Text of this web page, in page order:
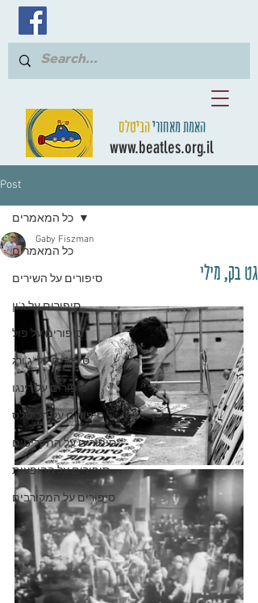
האמת מאחוריהביטלס
www.beatles.org.il
Post
כל המאמרים
סיפורים על השירים
סיפורים על ג'ון
סיפורים על פול
סיפורים על 'ג'ורג
סיפורים על רינגו
סיפורים על הביטלס
סיפורים על התקליטים
סיפורים על ההופעות
סיפורים על המקורבים
כל המאמרים
גט בק, מילי
Gaby Fiszman